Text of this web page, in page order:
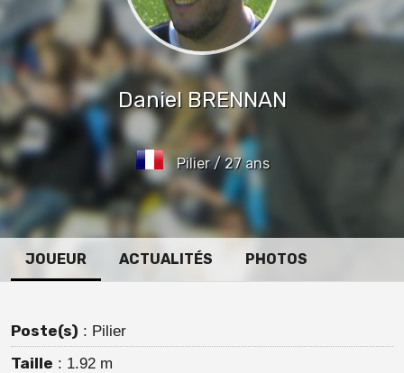
Daniel BRENNAN
Pilier / 27 ans
JOUEUR ACTUALITÉS PHOTOS
Poste(s) : Pilier
Taille : 1.92 m